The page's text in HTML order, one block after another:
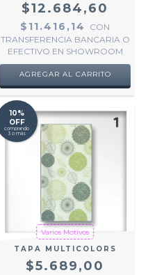
$12.684,60
$11.416,14
CON
TRANSFERENCIA BANCARIA O
EFECTIVO EN SHOWROOM
AGREGAR AL CARRITO
10%
OFF
comprando
3 o más
Varios Motivos
TAPA MULTICOLORS
$5.689,00